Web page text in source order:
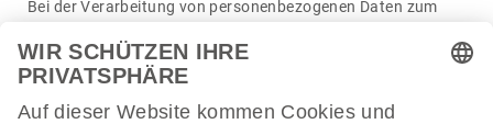
Bei der Verar­bei­tung von perso­nen­be­zo­genen Daten zum
lit. f DSGVO werden diese Daten so lange gespei­chert, bis Sie
Ihr Wider­spruchs­recht nach Art. 21 Abs. 2 DSGVO ausüben.